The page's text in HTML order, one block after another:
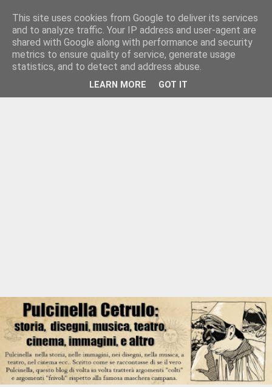
This site uses cookies from Google to deliver its services
and to analyze traffic. Your IP address and user-agent are
shared with Google along with performance and security
metrics to ensure quality of service, generate usage
statistics, and to detect and address abuse.
LEARN MORE GOT IT